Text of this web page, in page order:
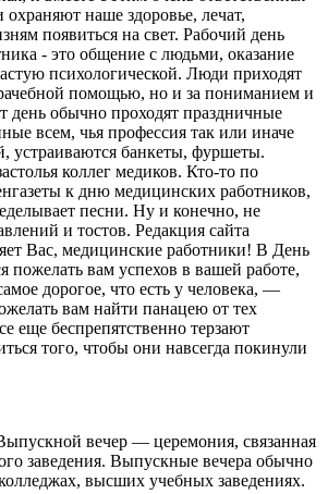
наше здоровье, лечат,
появиться на свет. Рабочий день
- это общение с людьми, оказание
психологической. Люди приходят
помощью, но и за пониманием и
день обычно проходят праздничные
всем, чья профессия так или иначе
устраиваются банкеты, фуршеты.
коллег медиков. Кто-то по
к дню медицинских работников,
песни. Ну и конечно, не
и тостов. Редакция сайта
Вас, медицинские работники! В День
пожелать вам успехов в вашей работе,
дорогое, что есть у человека, —
вам найти панацею от тех
еще беспрепятственно терзают
того, чтобы они навсегда покинули
вечер — церемония, связанная
заведения. Выпускные вечера обычно
высших учебных заведениях.